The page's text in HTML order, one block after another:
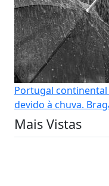
Portugal
devido à chuva.
Mais Vistas